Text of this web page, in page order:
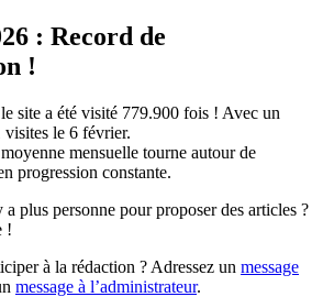
: Record de
!
site a été visité 779.900 fois ! Avec un
le 6 février.
mensuelle tourne autour de
progression constante.
a plus personne pour proposer des articles ?
!
à la rédaction ? Adressez un message
message à l’administrateur.